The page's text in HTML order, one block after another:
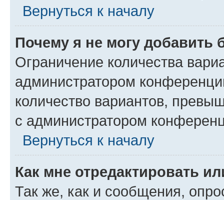
Вернуться к началу
Почему я не могу добавить
Ограничение количества
администратором
количество вариантов,
с администратором
Вернуться к началу
Как мне отредактировать
Так же, как и сообщения,